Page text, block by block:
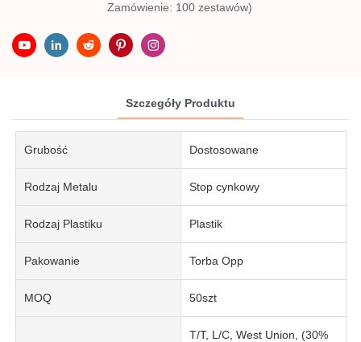
Zamówienie: 100 zestawów)
Szczegóły Produktu
Grubość Dostosowane
Rodzaj Metalu Stop cynkowy
Rodzaj Plastiku Plastik
Pakowanie Torba Opp
MOQ 50szt
T/T, L/C, West Union, (30%